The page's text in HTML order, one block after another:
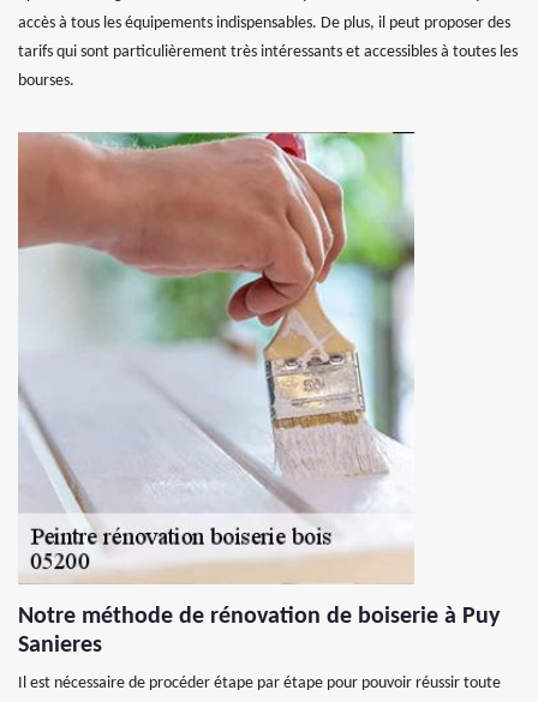
accès à tous les équipements indispensables. De plus, il peut proposer des
tarifs qui sont particulièrement très intéressants et accessibles à toutes les
bourses.
Notre méthode de rénovation de boiserie à Puy
Sanieres
Il est nécessaire de procéder étape par étape pour pouvoir réussir toute